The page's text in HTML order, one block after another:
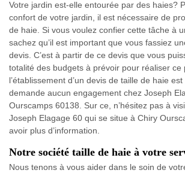
Votre jardin est-elle entourée par des haies?
confort de votre jardin, il est nécessaire de
de haie. Si vous voulez confier cette tâche à
sachez qu’il est important que vous fassiez
devis. C’est à partir de ce devis que vous
totalité des budgets à prévoir pour réaliser ce
l’établissement d’un devis de taille de haie
demande aucun engagement chez Joseph
Ourscamps 60138. Sur ce, n’hésitez pas à
Joseph Elagage 60 qui se situe à Chiry
avoir plus d’information.
Notre société taille de haie à votre
Nous tenons à vous aider dans le soin de